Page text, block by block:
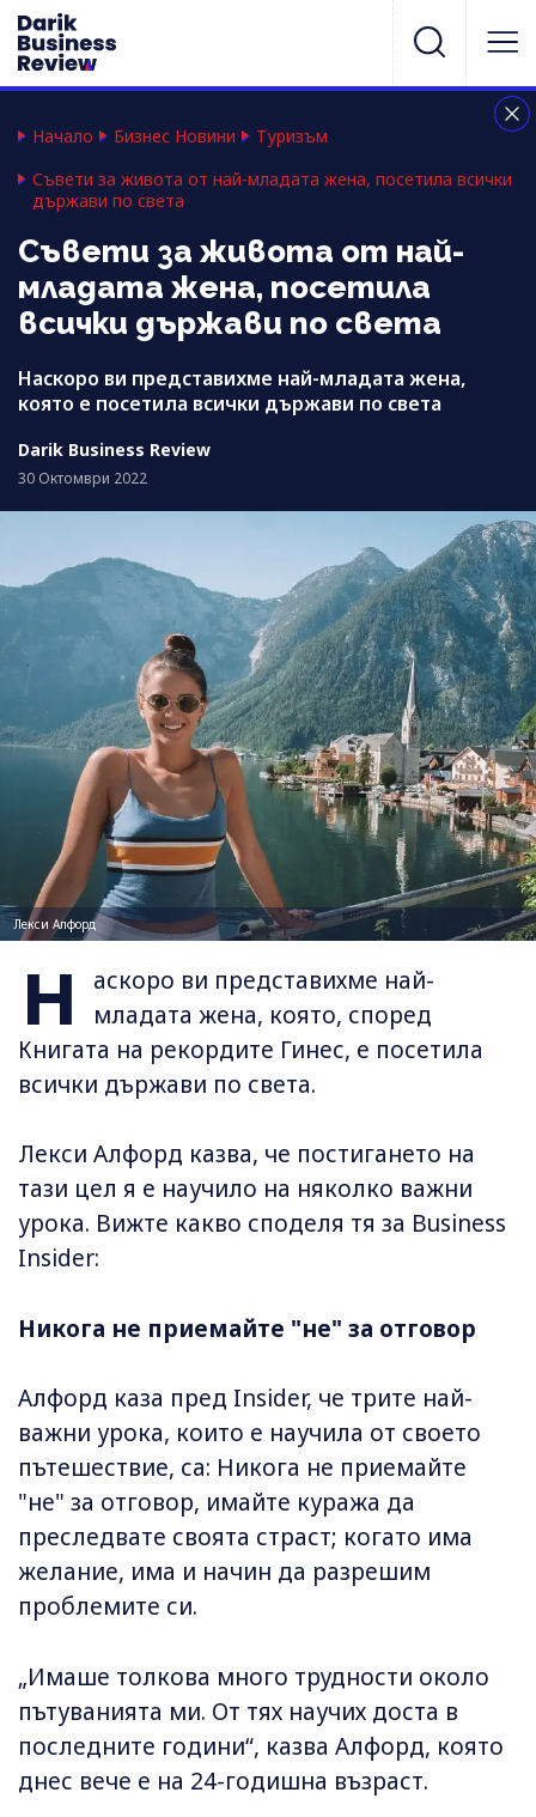
Начало Бизнес Новини
Туризъм
Съвети за живота от най-младата жена, посетила всички
държави по света
Съвети за живота от най-
младата жена, посетила
всички държави по света
Наскоро ви представихме най-младата жена,
която е посетила всички държави по света
Darik Business Review
30 Октомври 2022
Лекси Алфорд
Н
аскоро ви представихме най-
младата жена, която, според
Книгата на рекордите Гинес, е посетила
всички държави по света.
Лекси Алфорд казва, че постигането на
тази цел я е научило на няколко важни
урока. Вижте какво споделя тя за Business
Insider:
Никога не приемайте "не" за отговор
Алфорд каза пред Insider, че трите най-
важни урока, които е научила от своето
пътешествие, са: Никога не приемайте
"не" за отговор, имайте куража да
преследвате своята страст; когато има
желание, има и начин да разрешим
проблемите си.
„Имаше толкова много трудности около
пътуванията ми. От тях научих доста в
последните години“, казва Алфорд, която
днес вече е на 24-годишна възраст.